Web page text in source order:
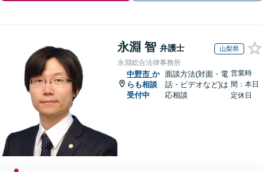
永淵 智 弁護士 山梨県
永淵総合法律事務所
中野市 か
らも相談
受付中
面談方法(対面・電
話・ビデオなど)は
応相談
営業時
間：本日
定休日